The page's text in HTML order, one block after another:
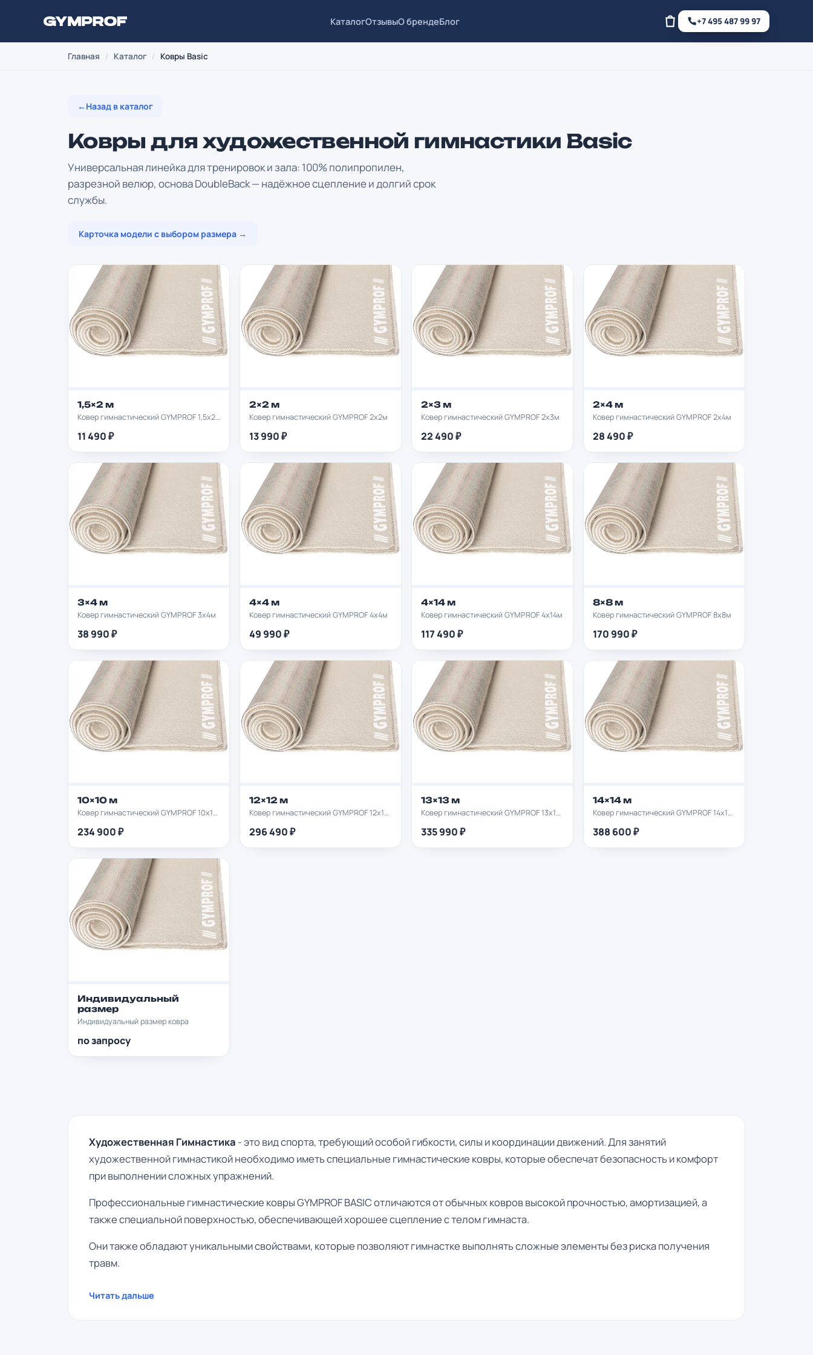
КаталогОтзывыО брендеБлог +7 495 487 99 97
Главная / Каталог / Ковры Basic
←Назад в каталог
Ковры для художественной гимнастики Basic
Универсальная линейка для тренировок и зала: 100% полипропилен,
разрезной велюр, основа DoubleBack — надёжное сцепление и долгий срок
службы.
Карточка модели с выбором размера →
1,5×2 м
Ковер гимнастический GYMPROF 1,5х2м
11 490 ₽
2×2 м
Ковер гимнастический GYMPROF 2х2м
13 990 ₽
2×3 м
Ковер гимнастический GYMPROF 2х3м
22 490 ₽
2×4 м
Ковер гимнастический GYMPROF 2х4м
28 490 ₽
3×4 м
Ковер гимнастический GYMPROF 3х4м
38 990 ₽
4×4 м
Ковер гимнастический GYMPROF 4х4м
49 990 ₽
4×14 м
Ковер гимнастический GYMPROF 4х14м
117 490 ₽
8×8 м
Ковер гимнастический GYMPROF 8х8м
170 990 ₽
10×10 м
Ковер гимнастический GYMPROF 10х10м
234 900 ₽
12×12 м
Ковер гимнастический GYMPROF 12х12м
296 490 ₽
13×13 м
Ковер гимнастический GYMPROF 13х13м
335 990 ₽
14×14 м
Ковер гимнастический GYMPROF 14х14м
388 600 ₽
Индивидуальный
размер
Индивидуальный размер ковра
по запросу
Художественная Гимнастика - это вид спорта, требующий особой гибкости, силы и координации движений. Для занятий
художественной гимнастикой необходимо иметь специальные гимнастические ковры, которые обеспечат безопасность и комфорт
при выполнении сложных упражнений.
Профессиональные гимнастические ковры GYMPROF BASIC отличаются от обычных ковров высокой прочностью, амортизацией, а
также специальной поверхностью, обеспечивающей хорошее сцепление с телом гимнаста.
Они также обладают уникальными свойствами, которые позволяют гимнастке выполнять сложные элементы без риска получения
травм.
Читать дальше